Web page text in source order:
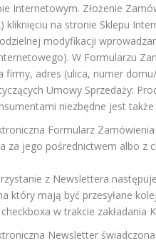
Internetowym. Złożenie
kliknięciu na stronie Sklepu
modyfikacji
W Formularzu
firmy, adres (ulica, numer
Umowy Sprzedaży:
niezbędne jest
Formularz
za jego pośrednictwem albo z
z Newslettera
który mają być przesyłane
w trakcie zakładania
Newsletter